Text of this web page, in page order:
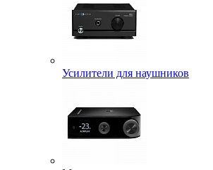
Усилители для наушников